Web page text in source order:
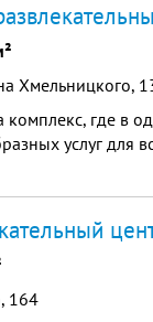
Хмельницкого,
где в
услуг для
164